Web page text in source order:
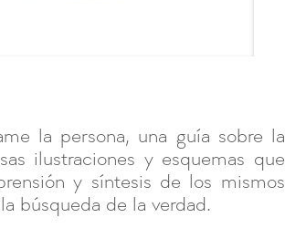
la persona, una guía sobre la
ilustraciones y esquemas que
y síntesis de los mismos
búsqueda de la verdad.